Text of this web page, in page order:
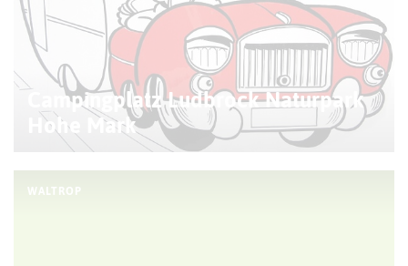
Campingplatz Ludbrock Naturpark
Hohe Mark
WALTROP